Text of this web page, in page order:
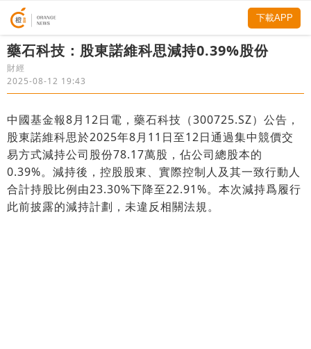
藥石科技：股東諾維科思減持0.39%股份
財經
2025-08-12 19:43
中國基金報8月12日電，藥石科技（300725.SZ）公告，
股東諾維科思於2025年8月11日至12日通過集中競價交
易方式減持公司股份78.17萬股，佔公司總股本的
0.39%。減持後，控股股東、實際控制人及其一致行動人
合計持股比例由23.30%下降至22.91%。本次減持爲履行
此前披露的減持計劃，未違反相關法規。
下載APP